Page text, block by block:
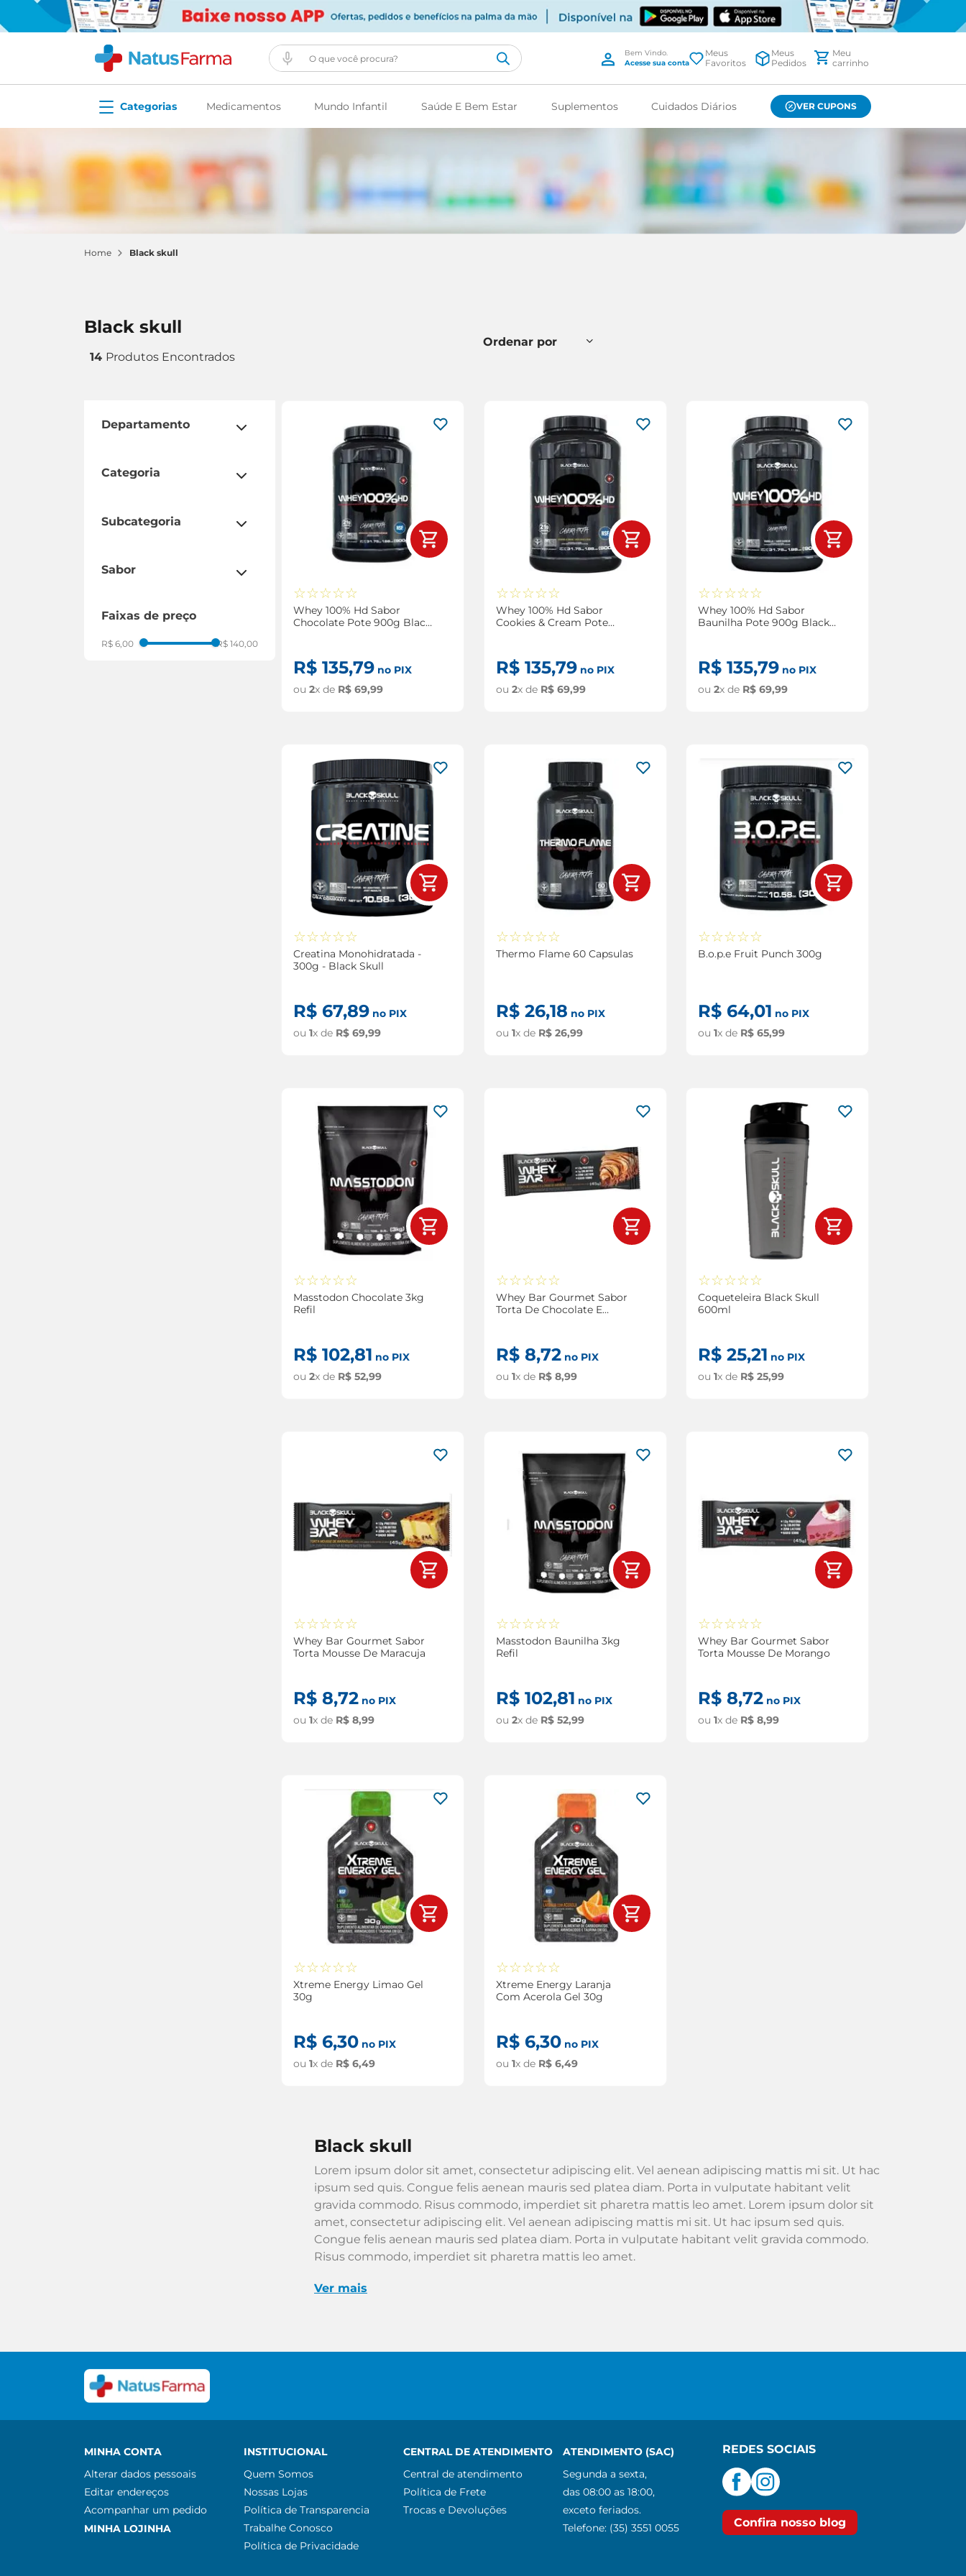
O que você procura?
Meus
Favoritos
Meus
Pedidos
Medicamentos Mundo Infantil Saúde E Bem Estar Suplementos Cuidados Diários VER CUPONS
black skull
black skull
14
departamento
categoria
subcategoria
barra de proteína
coqueteleira
sabor
faixas de preço
R$ 6,00 R$ 140,00
☆☆☆☆☆
Whey 100% Hd Sabor
Chocolate Pote 900g Black
R$ 135,79 no PIX
ou2x de R$ 69,99
☆☆☆☆☆
Whey 100% Hd Sabor
Cookies & Cream Pote
R$ 135,79no PIX
ou 2x de R$ 69,99
☆☆☆☆☆
Whey 100% Hd Sabor
Baunilha Pote 900g Black
R$ 135,79no PIX
ou 2x de R$ 69,99
☆☆☆☆☆
Creatina Monohidratada -
300g - Black Skull
R$ 67,89 no PIX
ou1x de R$ 69,99
☆☆☆☆☆
Thermo Flame 60 Capsulas
R$ 26,18 no PIX
ou 1x de R$ 26,99
☆☆☆☆☆
B.o.p.e Fruit Punch 300g
R$ 64,01 no PIX
ou 1x de R$ 65,99
☆☆☆☆☆
Masstodon Chocolate 3kg
Refil
R$ 102,81 no PIX
ou2x de R$ 52,99
☆☆☆☆☆
Whey Bar Gourmet Sabor
Torta De Chocolate E
R$ 8,72no PIX
ou 1x de R$ 8,99
☆☆☆☆☆
Coqueteleira Black Skull
600ml
R$ 25,21 no PIX
ou 1x de R$ 25,99
☆☆☆☆☆
Whey Bar Gourmet Sabor
Torta Mousse De Maracuja
R$ 8,72 no PIX
ou1x de R$ 8,99
☆☆☆☆☆
Masstodon Baunilha 3kg
Refil
R$ 102,81 no PIX
ou 2x de R$ 52,99
☆☆☆☆☆
Whey Bar Gourmet Sabor
Torta Mousse De Morango
R$ 8,72no PIX
ou 1x de R$ 8,99
☆☆☆☆☆
Xtreme Energy Limao Gel
30g
R$ 6,30 no PIX
ou1x de R$ 6,49
☆☆☆☆☆
Xtreme Energy Laranja
Com Acerola Gel 30g
R$ 6,30no PIX
ou 1x de R$ 6,49
black skull
Lorem ipsum dolor sit amet, consectetur adipiscing elit. Vel aenean adipiscing mattis mi sit. Ut hac
ipsum sed quis. Congue felis aenean mauris sed platea diam. Porta in vulputate habitant velit
gravida commodo. Risus commodo, imperdiet sit pharetra mattis leo amet. Lorem ipsum dolor sit
amet, consectetur adipiscing elit. Vel aenean adipiscing mattis mi sit. Ut hac ipsum sed quis.
Congue felis aenean mauris sed platea diam. Porta in vulputate habitant velit gravida commodo.
Risus commodo, imperdiet sit pharetra mattis leo amet.
Ver mais
MINHA CONTA
Alterar dados pessoais
Editar endereços
Acompanhar um pedido
MINHA LOJINHA
INSTITUCIONAL
Quem Somos
Nossas Lojas
Política de Transparencia
Trabalhe Conosco
Política de Privacidade
CENTRAL DE ATENDIMENTO
Central de atendimento
Política de Frete
Trocas e Devoluções
ATENDIMENTO (SAC)
Segunda a sexta,
das 08:00 as 18:00,
exceto feriados.
Telefone: (35) 3551 0055
REDES SOCIAIS
Confira nosso blog